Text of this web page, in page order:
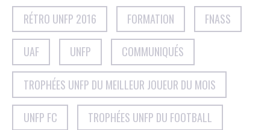
RÉTRO UNFP 2016 FORMATION FNASS
UAF UNFP COMMUNIQUÉS
TROPHÉES UNFP DU MEILLEUR JOUEUR DU MOIS
UNFP FC TROPHÉES UNFP DU FOOTBALL